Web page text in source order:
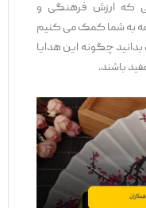
که ارزش فرهنگی و
به شما کمک می‌ کنیم
چگونه این هدایا
باشند.